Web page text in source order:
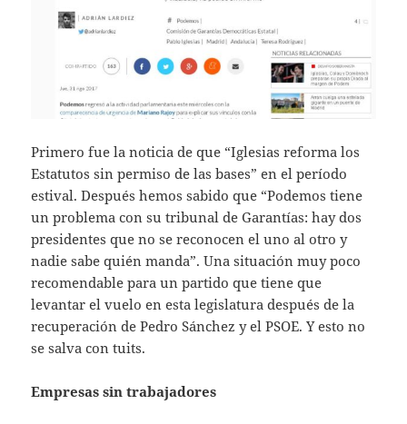
Primero fue la noticia de que “Iglesias reforma los
Estatutos sin permiso de las bases” en el período
estival. Después hemos sabido que “Podemos tiene
un problema con su tribunal de Garantías: hay dos
presidentes que no se reconocen el uno al otro y
nadie sabe quién manda”. Una situación muy poco
recomendable para un partido que tiene que
levantar el vuelo en esta legislatura después de la
recuperación de Pedro Sánchez y el PSOE. Y esto no
se salva con tuits.
Empresas sin trabajadores